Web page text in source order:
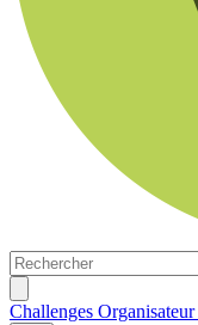
Rechercher
Challenges Organisateur